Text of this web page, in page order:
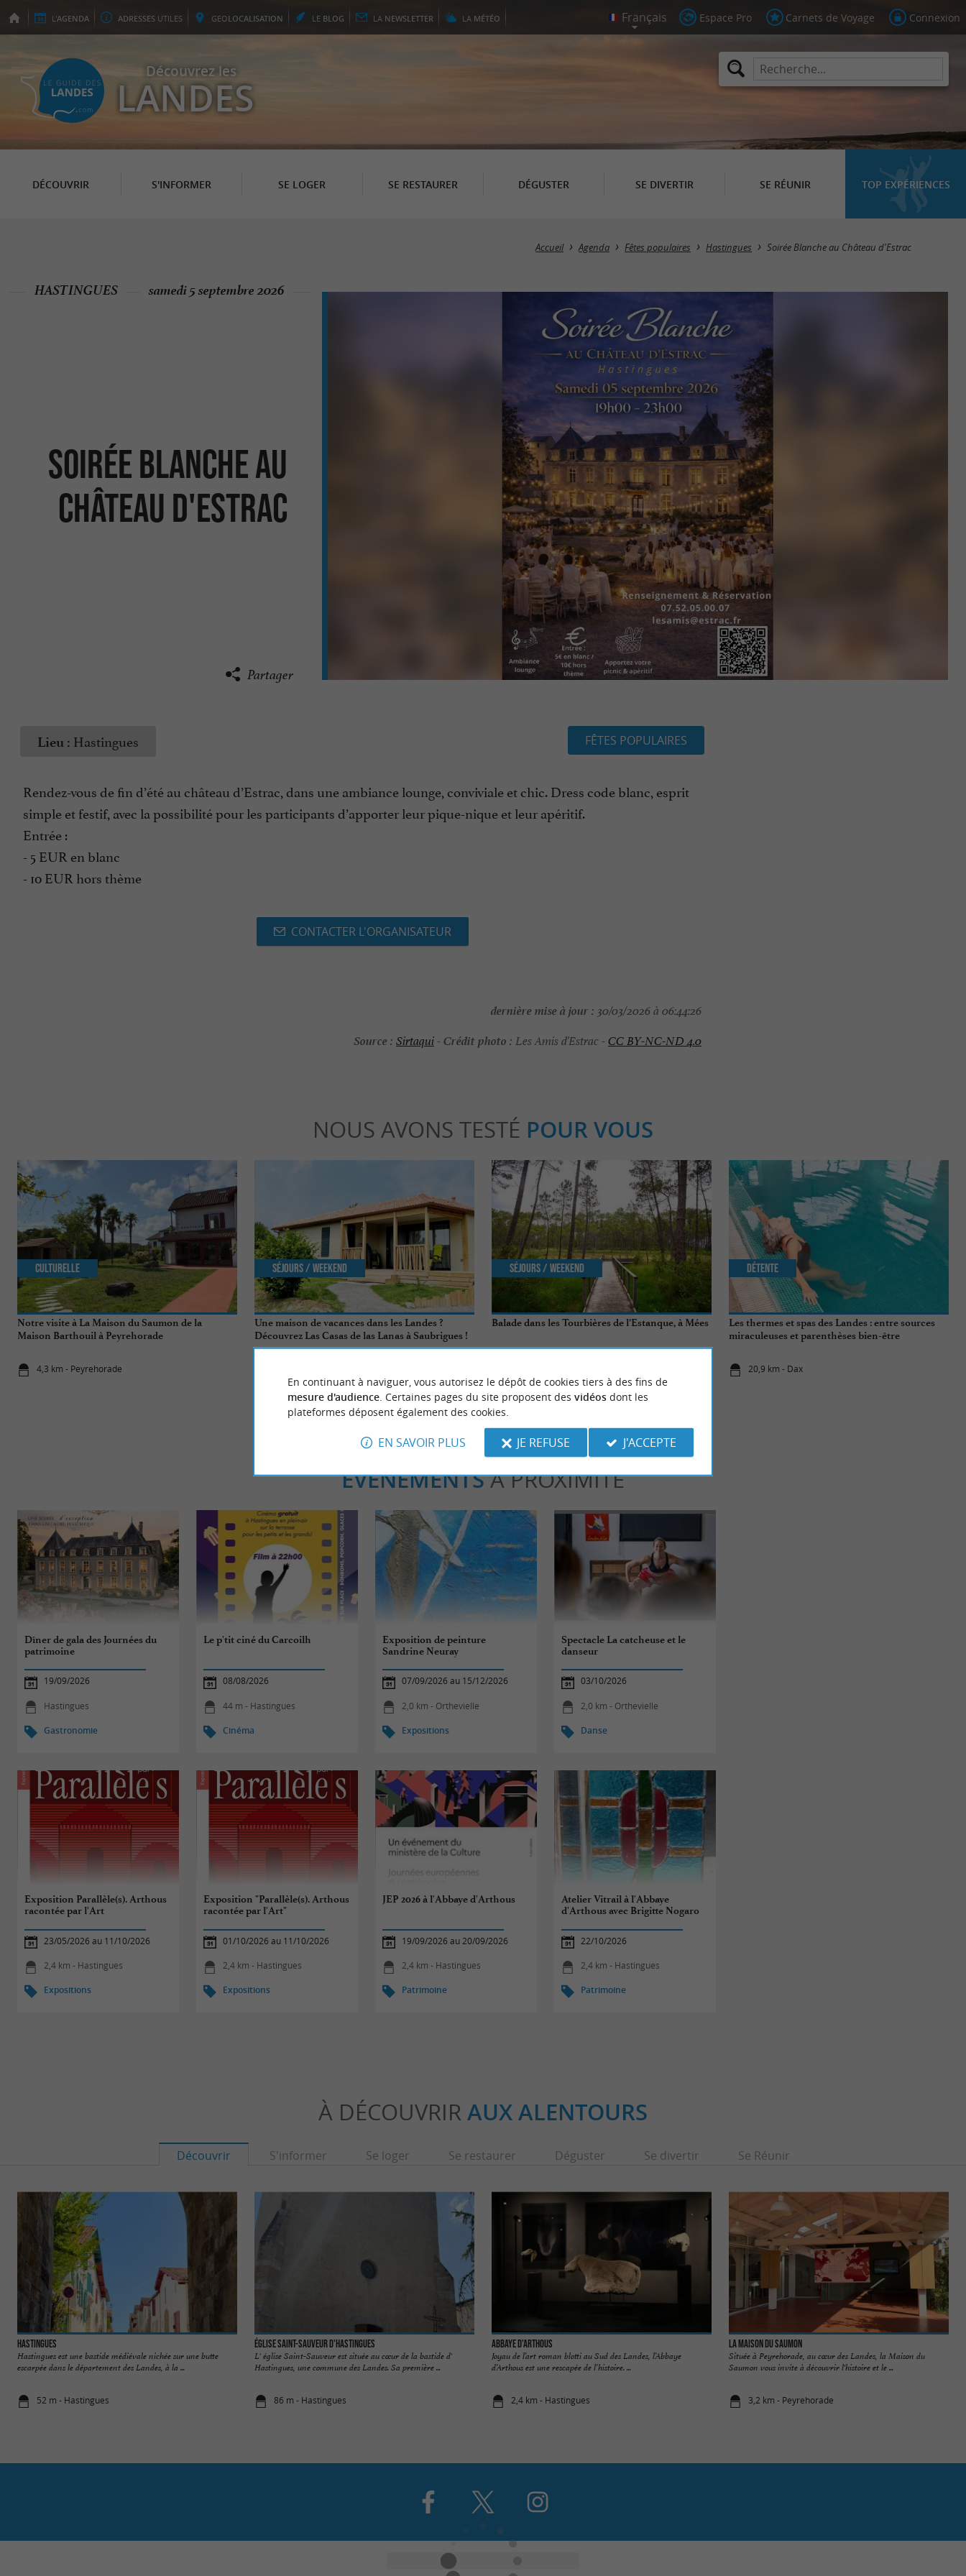
L'AGENDA ADRESSES UTILES GEOLOCALISATION LE BLOG LA NEWSLETTER LA MÉTÉO Espace Pro Carnets de Voyage Connexion
Découvrez les
LANDES
DÉCOUVRIR S'INFORMER SE LOGER SE RESTAURER DÉGUSTER SE DIVERTIR SE RÉUNIR TOP EXPÉRIENCES
Accueil Agenda Fêtes populaires Hastingues Soirée Blanche au Château d'Estrac
Soirée Blanche au
Château d'Estrac
HASTINGUES samedi 5 septembre 2026
Partager
Lieu : Hastingues FÊTES POPULAIRES
Rendez-vous de fin d’été au château d’Estrac, dans une ambiance lounge, conviviale et chic. Dress code blanc, esprit
simple et festif, avec la possibilité pour les participants d’apporter leur pique-nique et leur apéritif.
Entrée :
- 5 EUR en blanc
- 10 EUR hors thème
CONTACTER L'ORGANISATEUR
dernière mise à jour : 30/03/2026 à 06:44:26
Source : Sirtaqui-Crédit photo : Les Amis d'Estrac -CC BY-NC-ND 4.0
NOUS AVONS TESTÉ POUR VOUS
Notre visite à La Maison du Saumon de la
Maison Barthouil à Peyrehorade
4,3 km - Peyrehorade
Culturelle
Une maison de vacances dans les Landes ?
Découvrez Las Casas de las Lanas à Saubrigues !
Séjours / Weekend
Balade dans les Tourbières de l’Estanque, à Mées
Séjours / Weekend
Les thermes et spas des Landes : entre sources
miraculeuses et parenthèses bien-être
20,9 km - Dax
Détente
ÉVÈNEMENTSÀ PROXIMITÉ
Dîner de gala des Journées du
patrimoine
19/09/2026
Hastingues
Gastronomie
Le p'tit ciné du Carcoilh
08/08/2026
44 m - Hastingues
Cinéma
Exposition de peinture
Sandrine Neuray
07/09/2026 au 15/12/2026
2,0 km - Orthevielle
Expositions
Spectacle La catcheuse et le
danseur
03/10/2026
2,0 km - Orthevielle
Danse
Exposition Parallèle(s). Arthous
racontée par l'Art
23/05/2026 au 11/10/2026
2,4 km - Hastingues
Expositions
Exposition "Parallèle(s). Arthous
racontée par l'Art"
01/10/2026 au 11/10/2026
2,4 km - Hastingues
Expositions
JEP 2026 à l'Abbaye d'Arthous
19/09/2026 au 20/09/2026
2,4 km - Hastingues
Patrimoine
Atelier Vitrail à l'Abbaye
d'Arthous avec Brigitte Nogaro
22/10/2026
2,4 km - Hastingues
Patrimoine
À DÉCOUVRIR AUX ALENTOURS
Découvrir S'informer Se loger Se restaurer Déguster Se divertir Se Réunir
Hastingues
Hastingues est une bastide médiévale nichée sur une butte
escarpée dans le département des Landes, à la ...
52 m - Hastingues
Église Saint-Sauveur d'Hastingues
L' église Saint-Sauveur est située au cœur de la bastide d'
Hastingues, une commune des Landes. Sa première ...
86 m - Hastingues
Abbaye d'Arthous
Joyau de l’art roman blotti au Sud des Landes, l’Abbaye
d’Arthous est une rescapée de l’histoire. ...
2,4 km - Hastingues
La Maison du Saumon
Située à Peyrehorade, au cœur des Landes, la Maison du
Saumon vous invite à découvrir l'histoire et le ...
3,2 km - Peyrehorade
En continuant à naviguer, vous autorisez le dépôt de cookies tiers à des fins de
mesure d'audience. Certaines pages du site proposent des vidéosdont les
plateformes déposent également des cookies.
EN SAVOIR PLUS JE REFUSE J'ACCEPTE